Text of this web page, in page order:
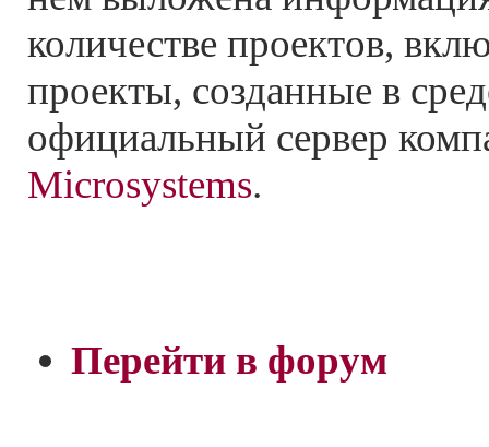
количестве проектов,
проекты, созданные в
официальный сервер
Microsystems.
Перейти в форум